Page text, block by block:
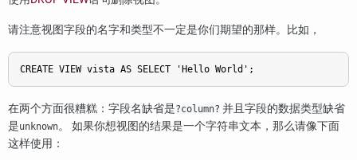
请注意视图字段的名字和类型不一定是你们期望的那样。比如，
CREATE VIEW vista AS SELECT 'Hello World';
在两个方面很糟糕：字段名缺省是?column? 并且字段的数据类型缺省
是unknown。 如果你想视图的结果是一个字符串文本，那么请像下面
这样使用：